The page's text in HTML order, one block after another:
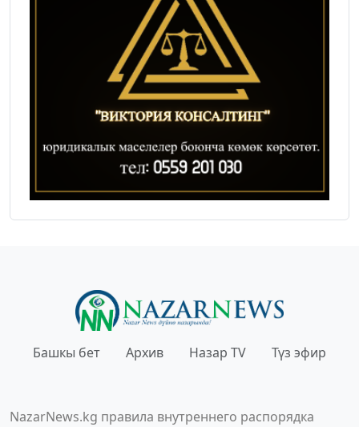
Башкы бет Архив Назар TV Түз эфир
NazarNews.kg правила внутреннего распорядка